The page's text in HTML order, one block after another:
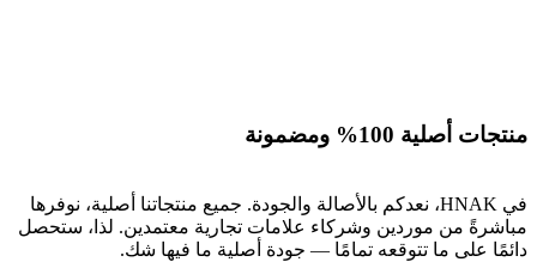
منتجات أصلية 100% ومضمونة
في HNAK، نعدكم بالأصالة والجودة. جميع منتجاتنا أصلية، نوفرها
مباشرةً من موردين وشركاء علامات تجارية معتمدين. لذا، ستحصل
دائمًا على ما تتوقعه تمامًا — جودة أصلية ما فيها شك.